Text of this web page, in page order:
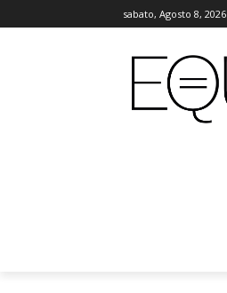
sabato, Agosto 8, 2026